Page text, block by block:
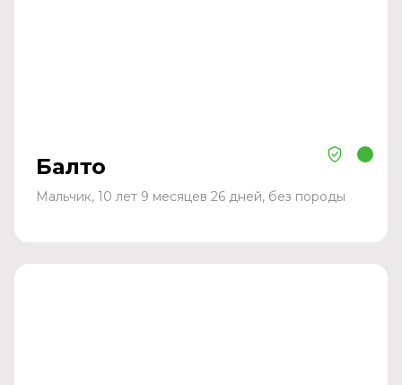
Балто
Мальчик, 10 лет 9 месяцев 26 дней, без породы